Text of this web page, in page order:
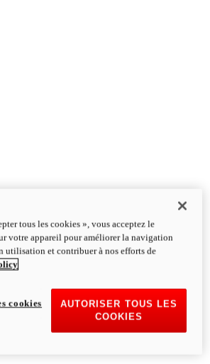
tous les cookies », vous acceptez le
votre appareil pour améliorer la navigation
utilisation et contribuer à nos efforts de
AUTORISER TOUS LES
COOKIES
cookies